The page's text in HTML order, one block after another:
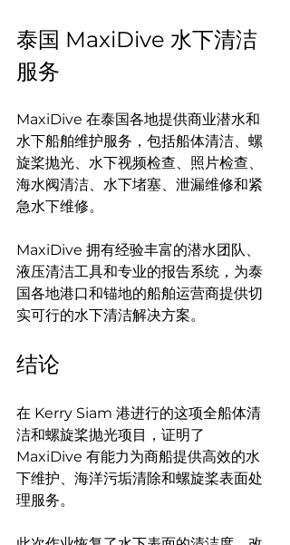
泰国 MaxiDive 水下清洁
服务
MaxiDive 在泰国各地提供商业潜水和
水下船舶维护服务，包括船体清洁、螺
旋桨抛光、水下视频检查、照片检查、
海水阀清洁、水下堵塞、泄漏维修和紧
急水下维修。
MaxiDive 拥有经验丰富的潜水团队、
液压清洁工具和专业的报告系统，为泰
国各地港口和锚地的船舶运营商提供切
实可行的水下清洁解决方案。
结论
在 Kerry Siam 港进行的这项全船体清
洁和螺旋桨抛光项目，证明了
MaxiDive 有能力为商船提供高效的水
下维护、海洋污垢清除和螺旋桨表面处
理服务。